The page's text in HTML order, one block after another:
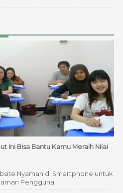
Ini Bisa Bantu Kamu Meraih Nilai
Nyaman di Smartphone untuk
Pengguna